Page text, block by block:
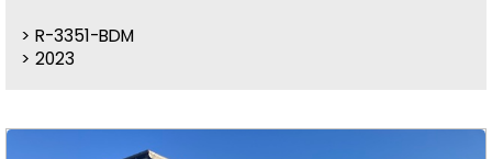
R-3351-BDM
2023